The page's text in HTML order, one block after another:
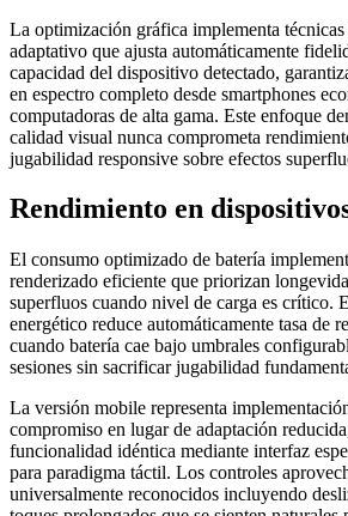
La optimización gráfica implementa
adaptativo que ajusta automáticamente
capacidad del dispositivo detectado,
en espectro completo desde smartphones
computadoras de alta gama. Este enfoque
calidad visual nunca comprometa
jugabilidad responsive sobre efectos
Rendimiento en
El consumo optimizado de batería
renderizado eficiente que priorizan
superfluos cuando nivel de carga es crítico.
energético reduce automáticamente tasa de
cuando batería cae bajo umbrales
sesiones sin sacrificar jugabilidad
La versión mobile representa
compromiso en lugar de adaptación
funcionalidad idéntica mediante interfaz
para paradigma táctil. Los controles
universalmente reconocidos incluyendo